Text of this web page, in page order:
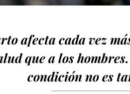
afecta cada vez
que a los
condición no es